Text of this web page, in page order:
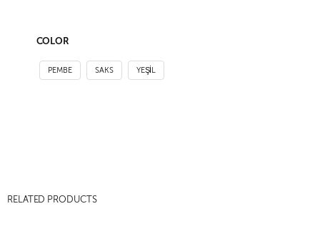
COLOR
PEMBE SAKS YEŞIL
RELATED PRODUCTS